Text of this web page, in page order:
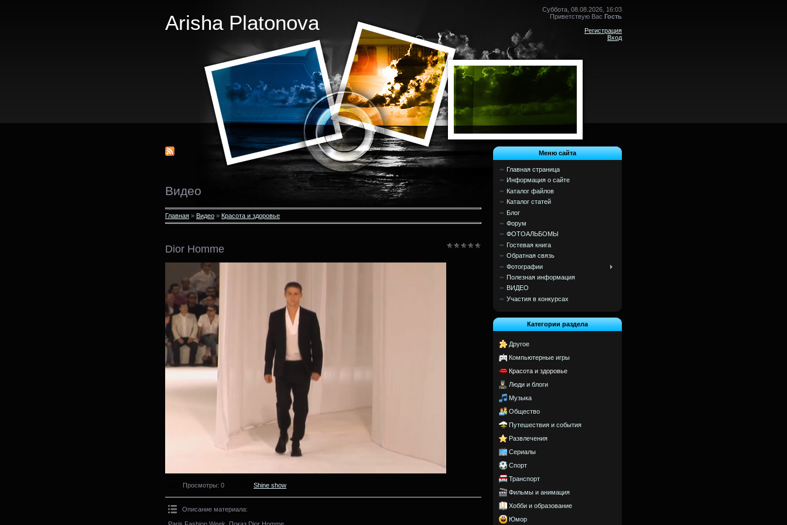
Arisha Platonova
Суббота, 08.08.2026, 16:03
Приветствую Вас Гость
Регистрация
Вход
Видео
Главная » Видео » Красота и здоровье
Dior Homme
Просмотры: 0 Shine show
Описание материала:
Paris Fashion Week. Показ Dior Homme.
Меню сайта
Главная страница
Информация о сайте
Каталог файлов
Каталог статей
Блог
Форум
ФОТОАЛЬБОМЫ
Гостевая книга
Обратная связь
Фотографии
Полезная информация
ВИДЕО
Участия в конкурсах
Категории раздела
Другое
Компьютерные игры
Красота и здоровье
Люди и блоги
Музыка
Общество
Путешествия и события
Развлечения
Сериалы
Спорт
Транспорт
Фильмы и анимация
Хобби и образование
Юмор